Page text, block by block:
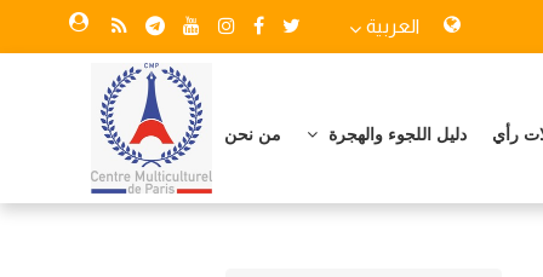
العربية
رأي دليل اللجوء والهجرة من نحن